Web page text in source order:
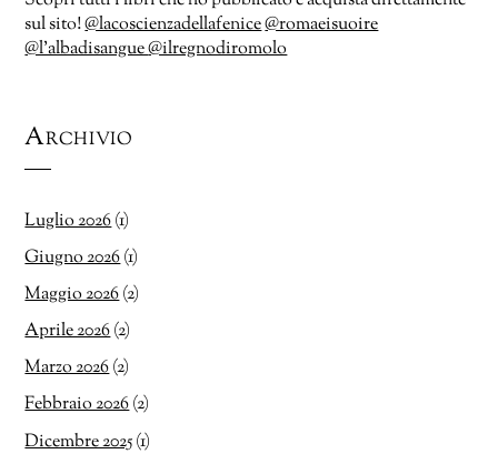
sul sito!@lacoscienzadellafenice@romaeisuoire
@l’albadisangue@ilregnodiromolo
Archivio
Luglio 2026(1)
Giugno 2026(1)
Maggio 2026(2)
Aprile 2026(2)
Marzo 2026(2)
Febbraio 2026(2)
Dicembre 2025(1)